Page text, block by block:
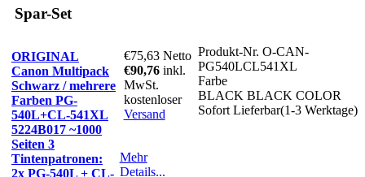
Spar-Set
ORIGINAL
Canon Multipack
Schwarz / mehrere
Farben PG-
540L+CL-541XL
5224B017 ~1000
Seiten 3
Tintenpatronen:
2x PG-540L + CL-
€75,63 Netto
€90,76 inkl.
MwSt.
kostenloser
Versand
Produkt-Nr. O-CAN-
PG540LCL541XL
Farbe
BLACK BLACK COLOR
Sofort Lieferbar(1-3 Werktage)
Mehr
Details...